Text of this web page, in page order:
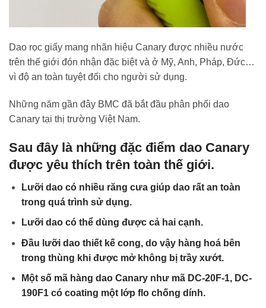
Dao rọc giấy mang nhãn hiệu Canary được nhiều nước
trên thế giới đón nhận đặc biệt và ở Mỹ, Anh, Pháp, Đức…
vì độ an toàn tuyệt đối cho người sử dụng.
Những năm gần đây BMC đã bắt đầu phân phối dao
Canary tại thị trường Việt Nam.
Sau đây là những đặc điểm dao Canary
được yêu thích trên toàn thế giới.
Lưỡi dao có nhiều răng cưa giúp dao rất an toàn
trong quá trình sử dụng.
Lưỡi dao có thể dùng được cả hai cạnh.
Đầu lưỡi dao thiết kế cong, do vậy hàng hoá bên
trong thùng khi được mở không bị trầy xướt.
Một số mã hàng dao Canary như mã DC-20F-1, DC-
190F1 có coating một lớp flo chống dính.